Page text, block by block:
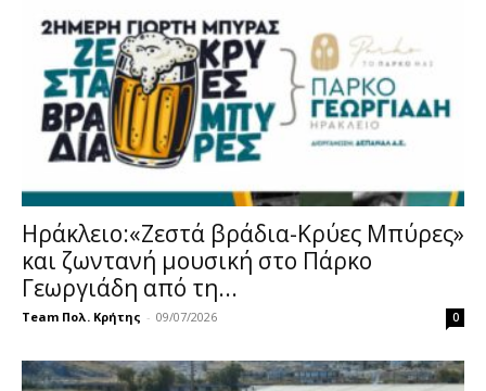
Ηράκλειο:«Ζεστά βράδια-Κρύες Μπύρες»
και ζωντανή μουσική στο Πάρκο
Γεωργιάδη από τη...
Team Πολ. Κρήτης - 09/07/2026 0